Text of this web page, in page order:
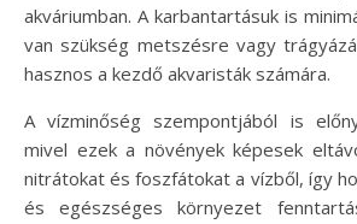
akváriumban. A karbantartásuk is
van szükség metszésre vagy
hasznos a kezdő akvaristák számára.
A vízminőség szempontjából is
mivel ezek a növények képesek
nitrátokat és foszfátokat a vízből, így
és egészséges környezet